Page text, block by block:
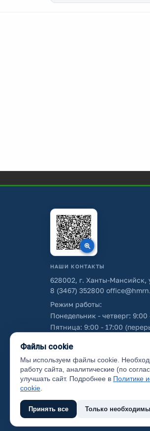
НАШИ КОНТАКТЫ
628002, г. Ханты-Мансийск,
8 (3467) 352800
Режим работы:
Понедельник - четверг:
Пятница: 9:00 - 17:00
Об использовании
(с) 2017 Ханты-Мансийский
Файлы cookie
Мы используем файлы cookie.
работу сайта, аналитические (по
улучшать сайт. Подробнее в Политике
cookie
Принять все Только